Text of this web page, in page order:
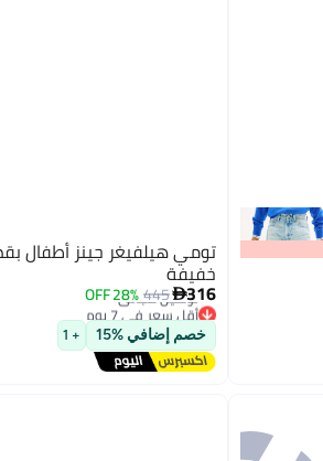
تومي هيلفيغر جينز أطفال
خفيفة
316
445
28% OFF
أقل سعر في 7 يوم
توصيل مجاني
أقل سعر في 7 يوم
خصم إضافي %15 + 1